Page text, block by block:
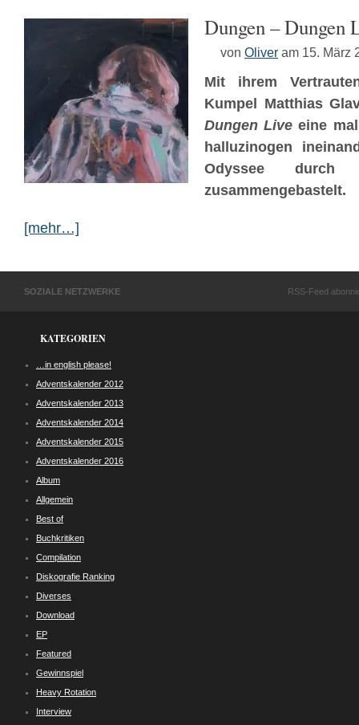
Dungen – Dungen
von Oliver am 15. März
Mit ihrem
Kumpel Matthias
Dungen Live eine
halluzinogen
Odyssee durch
zusammengebastelt.
[mehr…]
SOZIALE NETZWERKE RSS-Feed
KATEGORIEN
…in english please!
Adventskalender 2012
Adventskalender 2013
Adventskalender 2014
Adventskalender 2015
Adventskalender 2016
Album
Allgemein
Best of
Buchkritiken
Compilation
Diskografie Ranking
Diverses
Download
EP
Featured
Gewinnspiel
Heavy Rotation
Interview